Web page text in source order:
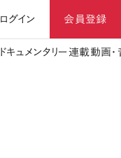
ログイン 会員登録
ドキュメンタリー 連載動画